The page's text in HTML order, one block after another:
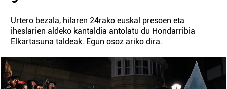
Urtero bezala, hilaren 24rako euskal presoen eta
iheslarien aldeko kantaldia antolatu du Hondarribia
Elkartasuna taldeak. Egun osoz ariko dira.